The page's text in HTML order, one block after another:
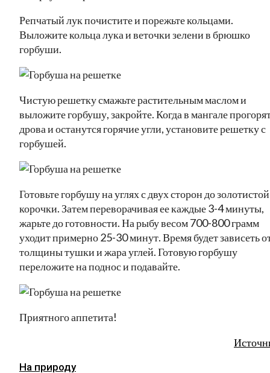
Репчатый лук почистите и порежьте кольцами.
Выложите кольца лука и веточки зелени в брюшко
горбуши.
Чистую решетку смажьте растительным маслом и
выложите горбушу, закройте. Когда в мангале
дрова и останутся горячие угли, установите решетку с
горбушей.
Готовьте горбушу на углях с двух сторон до золотистой
корочки. Затем переворачивая ее каждые 3-4 минуты,
жарьте до готовности. На рыбу весом 700-800 грамм
уходит примерно 25-30 минут. Время будет зависеть
толщины тушки и жара углей. Готовую горбушу
переложите на поднос и подавайте.
Приятного аппетита!
На природу